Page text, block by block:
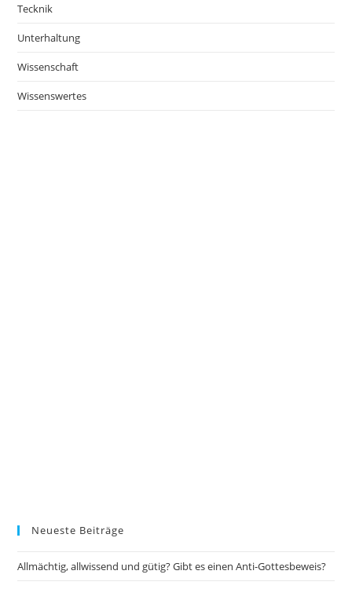
Tecknik
Unterhaltung
Wissenschaft
Wissenswertes
Neueste Beiträge
Allmächtig, allwissend und gütig? Gibt es einen Anti-Gottesbeweis?